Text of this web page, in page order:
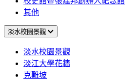
其他
淡水校園景觀
淡水校園景觀
淡江大學花牆
克難坡